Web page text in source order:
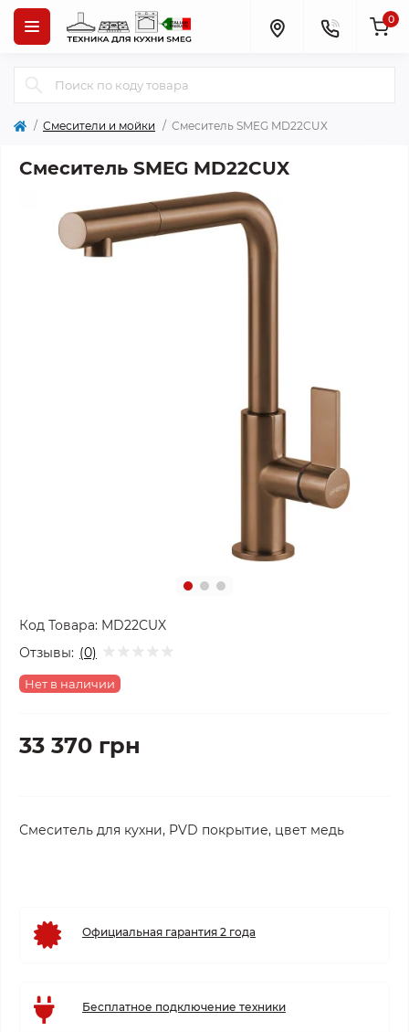
0
Смесители и мойки Смеситель SMEG MD22CUX
Смеситель SMEG MD22CUX
Код Товара: MD22CUX
Отзывы: (0)
Нет в наличии
33 370 грн
Смеситель для кухни, PVD покрытие, цвет медь
Официальная гарантия 2 года
Бесплатное подключение техники